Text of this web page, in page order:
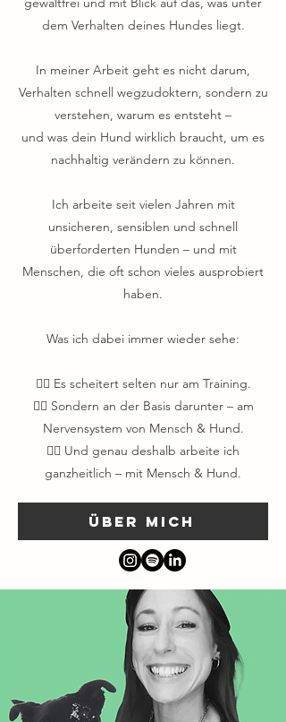
dem Verhalten deines Hundes liegt.
In meiner Arbeit geht es nicht darum,
Verhalten schnell wegzudoktern, sondern zu
verstehen, warum es entsteht –
und was dein Hund wirklich braucht, um es
nachhaltig verändern zu können.
Ich arbeite seit vielen Jahren mit
unsicheren, sensiblen und schnell
überforderten Hunden – und mit
Menschen, die oft schon vieles ausprobiert
haben.
Was ich dabei immer wieder sehe:
👉🏻 Es scheitert selten nur am Training.
👉🏻 Sondern an der Basis darunter – am
Nervensystem von Mensch & Hund.
👉🏻 Und genau deshalb arbeite ich
ganzheitlich – mit Mensch & Hund.
ÜBER MICH